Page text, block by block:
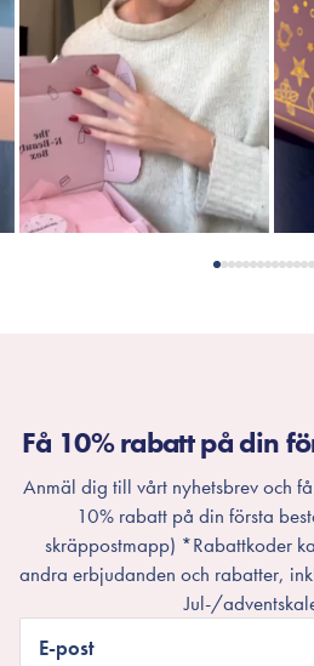
Få 10% rabatt på din
Anmäl dig till vårt nyhetsbrev och
10% rabatt på din första
skräppostmapp) *Rabattkoder
andra erbjudanden och rabatter,
Jul-/
E-post